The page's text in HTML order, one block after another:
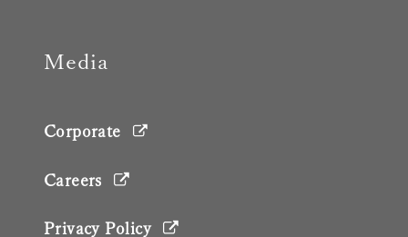
Media
Corporate
Careers
Privacy Policy